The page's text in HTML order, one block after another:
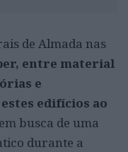
de Almada nas
entre material
e
edifícios ao
busca de uma
durante a